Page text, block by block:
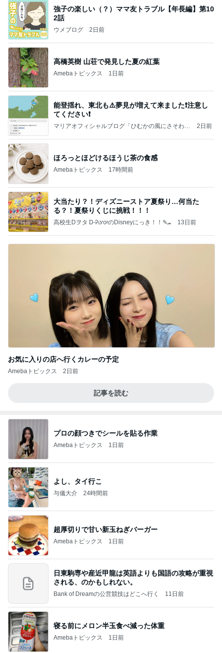
強子の楽しい（？）ママ友トラブル【年長編】第10
2話
ウメブログ 2日前
高橋英樹 山荘で発見した夏の紅葉
Amebaトピックス 1日前
能登揺れ、東北も⚠️夢見が増えて来ました❗️注意し
てください❗️
マリアオフィシャルブログ「ひむかの風にさそわれ
2日前
ほろっとほどけるほうじ茶の食感
Amebaトピックス 17時間前
大当たり？！ディズニーストア夏祭り…何当た
る？！夏祭りくじに挑戦！！！
高校生Dヲタ Ꭰ-ᎮꭵꭹꭴのDisneyにっき！！✎ܚ 13日前
お気に入りの店へ行くカレーの予定
Amebaトピックス 2日前
記事を読む
プロの顔つきでシールを貼る作業
Amebaトピックス 1日前
よし、タイ行こ
与儀大介 24時間前
超厚切りで甘い新玉ねぎバーガー
Amebaトピックス 1日前
日東駒専や産近甲龍は英語よりも国語の攻略が重視
される、のかもしれない。
Bank of Dreamの公営競技はどこへ行く 11日前
寝る前にメロン半玉食べ減った体重
Amebaトピックス 1日前